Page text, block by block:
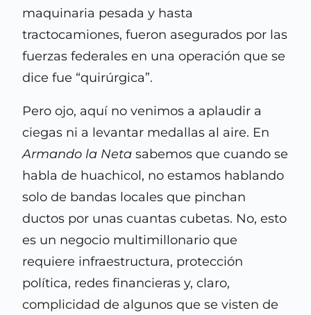
maquinaria pesada y hasta
tractocamiones, fueron asegurados por las
fuerzas federales en una operación que se
dice fue “quirúrgica”.
Pero ojo, aquí no venimos a aplaudir a
ciegas ni a levantar medallas al aire. En
Armando la Neta sabemos que cuando se
habla de huachicol, no estamos hablando
solo de bandas locales que pinchan
ductos por unas cuantas cubetas. No, esto
es un negocio multimillonario que
requiere infraestructura, protección
política, redes financieras y, claro,
complicidad de algunos que se visten de